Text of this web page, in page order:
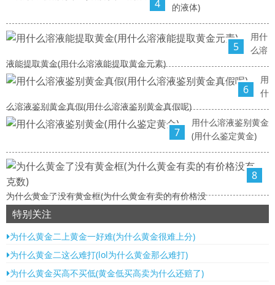
4
的液体)
5
用什
么溶
液能提取黄金(用什么溶液能提取黄金元素)
6
用
什
么溶液鉴别黄金真假(用什么溶液鉴别黄金真假呢)
7
用什么溶液鉴别黄金
(用什么鉴定黄金)
8
为什么黄金了没有黄金框(为什么黄金有卖的有价格没
特别关注
为什么黄金二上黄金一好难(为什么黄金很难上分)
为什么黄金二这么难打(lol为什么黄金那么难打)
为什么黄金买高不买低(黄金低买高卖为什么还赔了)